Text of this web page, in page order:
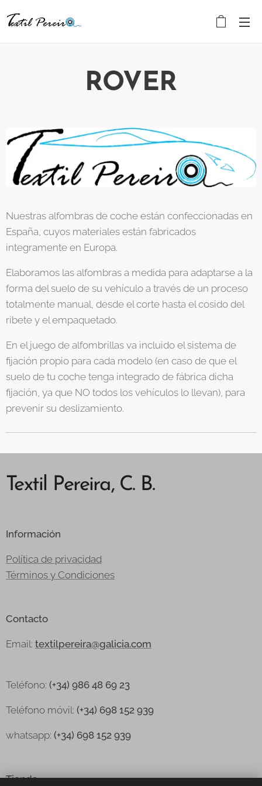
ROVER
Nuestras alfombras de coche están confeccionadas en
España, cuyos materiales están fabricados
integramente en Europa.
Elaboramos las alfombras a medida para adaptarse a la
forma del suelo de su vehículo a través de un proceso
totalmente manual, desde el corte hasta el cosido del
ribete y el empaquetado.
En el juego de alfombrillas va incluido el sistema de
fijación propio para cada modelo (en caso de que el
suelo de tu coche tenga integrado de fábrica dicha
fijación, ya que NO todos los vehículos lo llevan), para
prevenir su deslizamiento.
Textil Pereira, C. B.
Información
Política de privacidad
Términos y Condiciones
Contacto
Email: textilpereira@galicia.com
Teléfono: (+34) 986 48 69 23
Teléfono móvil: (+34) 698 152 939
whatsapp: (+34) 698 152 939
Tienda